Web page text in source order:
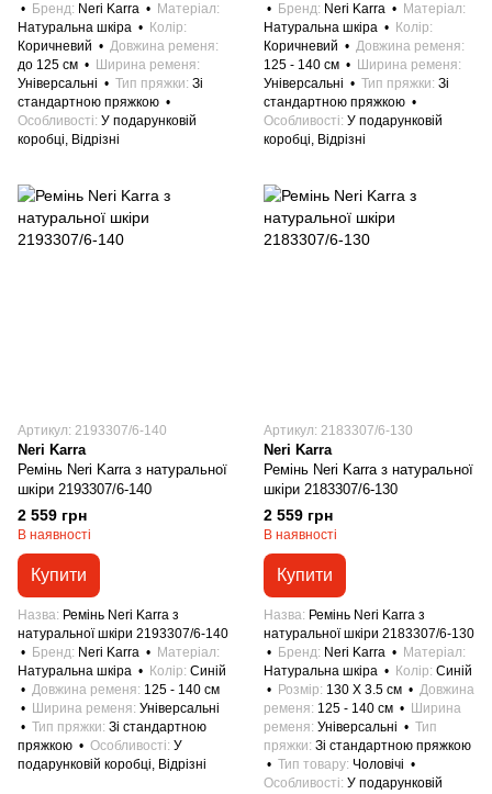
Бренд Neri Karra
Матеріал
Натуральна шкіра
Колір
Коричневий
Довжина ременя
до 125 см
Ширина ременя
Універсальні
Тип пряжки Зі
стандартною пряжкою
Особливості У подарунковій
коробці, Відрізні
Бренд Neri Karra
Матеріал
Натуральна шкіра
Колір
Коричневий
Довжина ременя
125 - 140 см
Ширина ременя
Універсальні
Тип пряжки Зі
стандартною пряжкою
Особливості У подарунковій
коробці, Відрізні
Артикул: 2193307/6-140
Neri Karra
Ремінь Neri Karra з натуральної
шкіри 2193307/6-140
2 559 грн
В наявності
Купити
Назва Ремінь Neri Karra з
натуральної шкіри 2193307/6-140
Бренд Neri Karra
Матеріал
Натуральна шкіра
Колір Синій
Довжина ременя 125 - 140 см
Ширина ременя Універсальні
Тип пряжки Зі стандартною
пряжкою
Особливості У
подарунковій коробці, Відрізні
Артикул: 2183307/6-130
Neri Karra
Ремінь Neri Karra з натуральної
шкіри 2183307/6-130
2 559 грн
В наявності
Купити
Назва Ремінь Neri Karra з
натуральної шкіри 2183307/6-130
Бренд Neri Karra
Матеріал
Натуральна шкіра
Колір Синій
Розмір 130 X 3.5 см
Довжина
ременя 125 - 140 см
Ширина
ременя Універсальні
Тип
пряжки Зі стандартною пряжкою
Тип товару Чоловічі
Особливості У подарунковій